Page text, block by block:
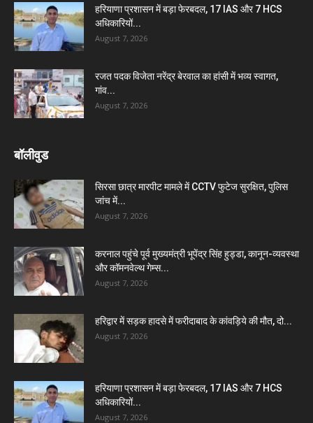
हरियाणा प्रशासन में बड़ा फेरबदल, 17 IAS और 7 HCS
अधिकारियों...
August 7, 2026
रजत पदक विजेता नरेंद्र बेरवाल का हांसी में भव्य स्वागत,
गांव...
August 7, 2026
बॉलीवुड
सिरसा छात्र मारपीट मामले में CCTV फुटेज सुरक्षित, पुलिस
जांच में...
August 7, 2026
करनाल पहुंचे पूर्व मुख्यमंत्री भूपेंद्र सिंह हुड्डा, कानून-व्यवस्था
और कॉमनवेल्थ गेम्स...
August 7, 2026
हरिद्वार में सड़क हादसे में फरीदाबाद के कांवड़िये की मौत, दो...
August 7, 2026
हरियाणा प्रशासन में बड़ा फेरबदल, 17 IAS और 7 HCS
अधिकारियों...
August 7, 2026